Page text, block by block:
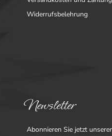
Widerrufsbelehrung
Newsletter
Abonnieren Sie jetzt